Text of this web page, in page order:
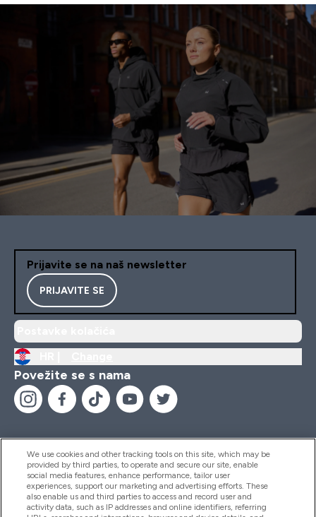
Prijavite se na naš newsletter
PRIJAVITE SE
Povežite se s nama
Pomoć I Informacije
We use cookies and other tracking tools on this site, which may be
provided by third parties, to operate and secure our site, enable
social media features, enhance performance, tailor user
experiences, support our marketing and advertising efforts. These
also enable us and third parties to access and record user and
activity data, such as IP addresses and online identifiers, referring